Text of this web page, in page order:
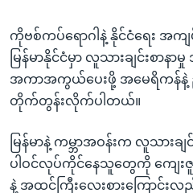
နေရာ
ကျော်
ရန်
ကိုဗစ်ကပ်ရောဂါနဲ့ နိုင်ငံရေး အ
မြန်မာနိုင်ငံမှာ လူသားချင်းစ
အကာအကွယ်ပေးဖို့ အမေရိကန်နဲ့
တိုက်တွန်းလိုက်ပါတယ်။
မြန်မာနဲ့ ကမ္ဘာအဝန်းက လူသားခ
ပါဝင်လုပ်ကိုင်နေသူတွေကို ကျေး
နဲ့ အထင်ကြီးလေးစားကြောင်းလ